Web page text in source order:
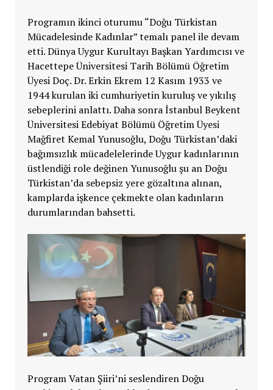
Programın ikinci oturumu “Doğu Türkistan
Mücadelesinde Kadınlar” temalı panel ile devam
etti. Dünya Uygur Kurultayı Başkan Yardımcısı ve
Hacettepe Üniversitesi Tarih Bölümü Öğretim
Üyesi Doç. Dr. Erkin Ekrem 12 Kasım 1933 ve
1944 kurulan iki cumhuriyetin kuruluş ve yıkılış
sebeplerini anlattı. Daha sonra İstanbul Beykent
Üniversitesi Edebiyat Bölümü Öğretim Üyesi
Mağfiret Kemal Yunusoğlu, Doğu Türkistan’daki
bağımsızlık mücadelelerinde Uygur kadınlarının
üstlendiği role değinen Yunusoğlu şu an Doğu
Türkistan’da sebepsiz yere gözaltına alınan,
kamplarda işkence çekmekte olan kadınların
durumlarından bahsetti.
Program Vatan Şiiri’ni seslendiren Doğu